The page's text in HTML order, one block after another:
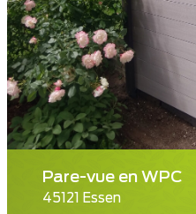
Pare-vue en WPC
45121 Essen